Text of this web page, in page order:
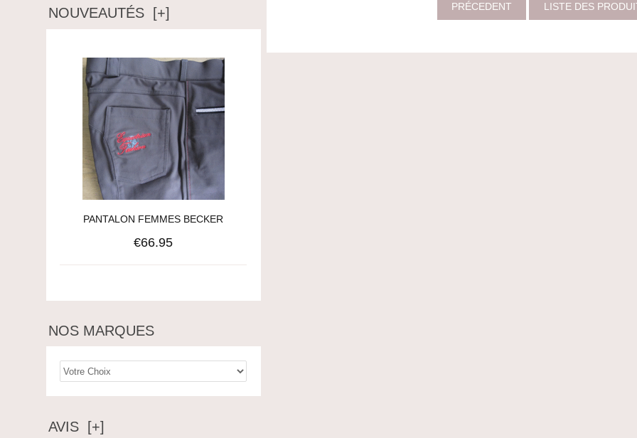
NOUVEAUTÉS [+]
PANTALON FEMMES BECKER
€66.95
NOS MARQUES
AVIS [+]
PRÉCEDENT LISTE DES